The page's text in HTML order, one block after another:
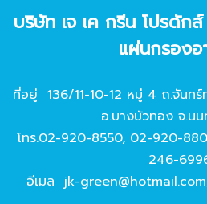
บริษัท เจ เค กรีน โปรดัก
แผ่นกรองอ
ที่อยู่ 136/11-10-12 หมู่ 4 ถ.จันท
อ.บางบัวทอง จ.นน
โทร.02-920-8550, 02-920-
246-
อีเมล jk-green@hotmail.com